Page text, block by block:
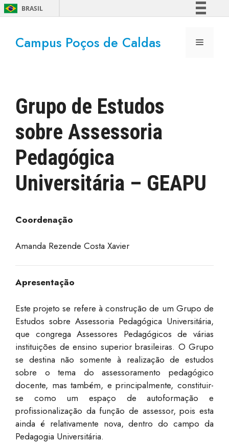
BRASIL
Comunica BR
Canais
Campus Poços de Caldas
Grupo de Estudos
sobre Assessoria
Pedagógica
Universitária – GEAPU
Coordenação
Amanda Rezende Costa Xavier
Apresentação
Este projeto se refere à construção de um Grupo de
Estudos sobre Assessoria Pedagógica Universitária,
que congrega Assessores Pedagógicos de várias
instituições de ensino superior brasileiras. O Grupo
se destina não somente à realização de estudos
sobre o tema do assessoramento pedagógico
docente, mas também, e principalmente, constituir-
se como um espaço de autoformação e
profissionalização da função de assessor, pois esta
ainda é relativamente nova, dentro do campo da
Pedagogia Universitária.